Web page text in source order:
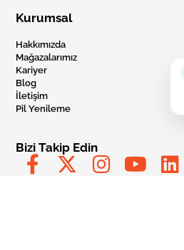
Kurumsal
Hakkımızda
Mağazalarımız
Kariyer
Blog
İletişim
Pil Yenileme
Bizi Takip Edin